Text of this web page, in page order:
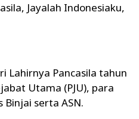
Jayalah Indonesiaku,
Lahirnya Pancasila tahun
Utama (PJU), para
Binjai serta ASN.